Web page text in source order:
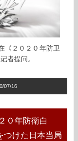
《２０２０年防卫
者提问。
07/16
０年防衛白
つけた日本当局